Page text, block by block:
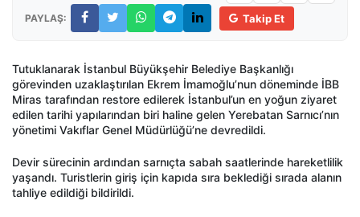
PAYLAŞ: Takip Et
Tutuklanarak İstanbul Büyükşehir Belediye Başkanlığı
görevinden uzaklaştırılan Ekrem İmamoğlu’nun döneminde İBB
Miras tarafından restore edilerek İstanbul’un en yoğun ziyaret
edilen tarihi yapılarından biri haline gelen Yerebatan Sarnıcı’nın
yönetimi Vakıflar Genel Müdürlüğü’ne devredildi.
Devir sürecinin ardından sarnıçta sabah saatlerinde hareketlilik
yaşandı. Turistlerin giriş için kapıda sıra beklediği sırada alanın
tahliye edildiği bildirildi.